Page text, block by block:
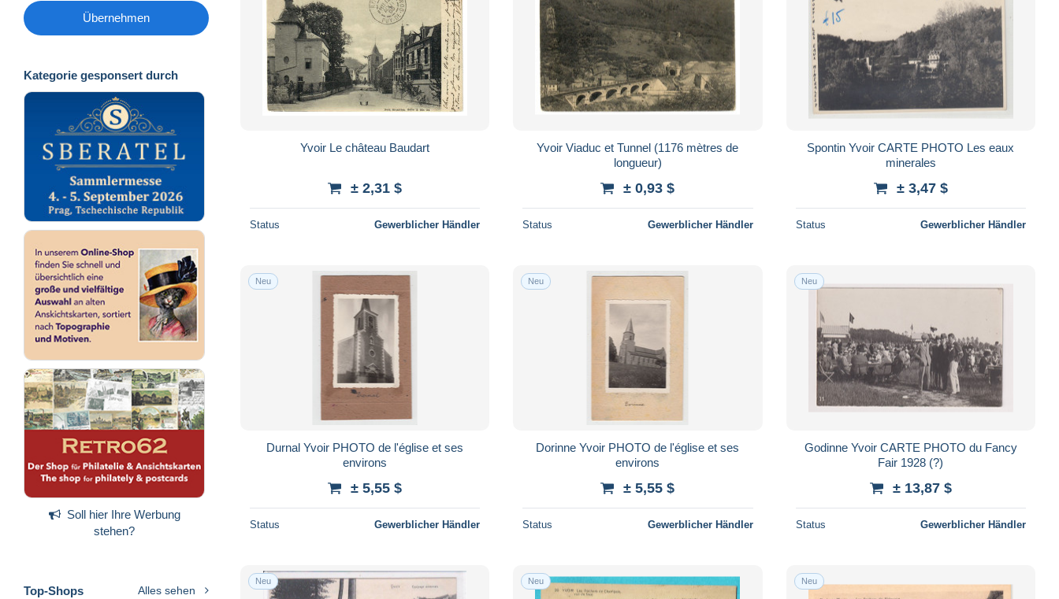
Übernehmen
Kategorie gesponsert durch
Soll hier Ihre Werbung
stehen?
Top-Shops Alles sehen
Yvoir Le château Baudart
± 2,31 $
Status Gewerblicher Händler
Yvoir Viaduc et Tunnel (1176 mètres de
longueur)
± 0,93 $
Status Gewerblicher Händler
Spontin Yvoir CARTE PHOTO Les eaux
minerales
± 3,47 $
Status Gewerblicher Händler
Neu
Durnal Yvoir PHOTO de l'église et ses
environs
± 5,55 $
Status Gewerblicher Händler
Neu
Dorinne Yvoir PHOTO de l'église et ses
environs
± 5,55 $
Status Gewerblicher Händler
Neu
Godinne Yvoir CARTE PHOTO du Fancy
Fair 1928 (?)
± 13,87 $
Status Gewerblicher Händler
Neu Neu Neu